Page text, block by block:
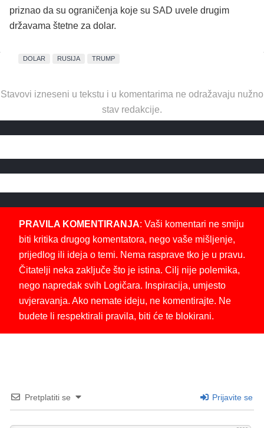
priznao da su ograničenja koje su SAD uvele drugim
državama štetne za dolar.
DOLAR RUSIJA TRUMP
Stavovi izneseni u tekstu i u komentarima ne odražavaju nužno
stav redakcije.
PRAVILA KOMENTIRANJA: Vaši komentari ne smiju
biti kritika drugog komentatora, nego vaše mišljenje,
prijedlog ili ideja o temi. Nema rasprave tko je u pravu.
Čitatelji neka zaključe što je istina. Cilj nije polemika,
nego napredak svih Logičara. Inspiracija, umjesto
uvjeravanja. Ako nemate ideju, ne komentirajte. Ne
budete li respektirali pravila, biti će te blokirani.
Pretplatiti se Prijavite se